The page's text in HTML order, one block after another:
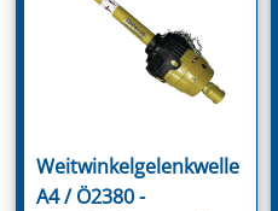
Weitwinkelgelenkwelle
A4 / Ö2380 -